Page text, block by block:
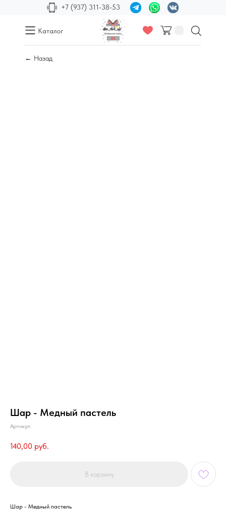
+7 (937) 311-38-53
Каталог
← Назад
Шар - Медный пастель
Артикул:
140,00 руб.
В корзину
Шар - Медный пастель